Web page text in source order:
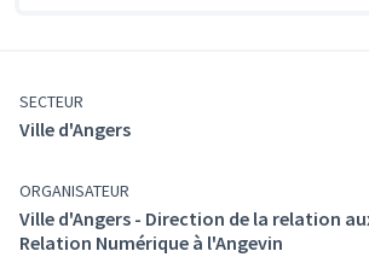
SECTEUR
Ville d'Angers
ORGANISATEUR
Ville d'Angers - Direction de la relation
Relation Numérique à l'Angevin